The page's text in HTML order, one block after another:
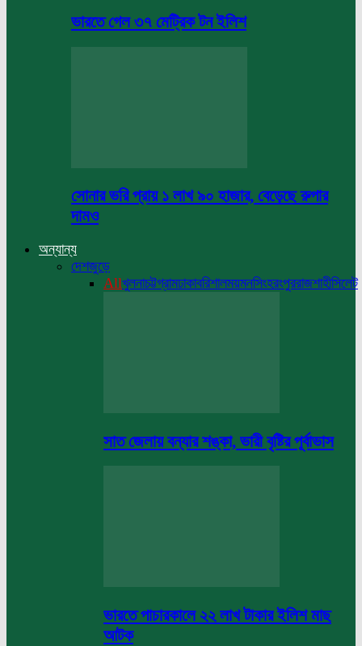
ভারতে গেল ৩৭ মেট্রিক টন ইলিশ
সোনার ভরি প্রায় ১ লাখ ৯০ হাজার, বেড়েছে রুপার
দামও
অন্যান্য
দেশজুড়ে
Allখুলনাচট্টগ্রামঢাকাবরিশালময়মনসিংহরংপুররাজশাহীসিলেট
সাত জেলায় বন্যার শঙ্কা, ভারী বৃষ্টির পূর্বাভাস
ভারতে পাচারকালে ২২ লাখ টাকার ইলিশ মাছ
আটক